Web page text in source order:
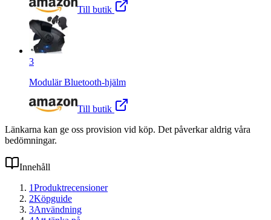
Till butik
3
Modulär Bluetooth-hjälm
Till butik
Länkarna kan ge oss provision vid köp. Det påverkar aldrig våra
bedömningar.
Innehåll
1Produktrecensioner
2Köpguide
3Användning